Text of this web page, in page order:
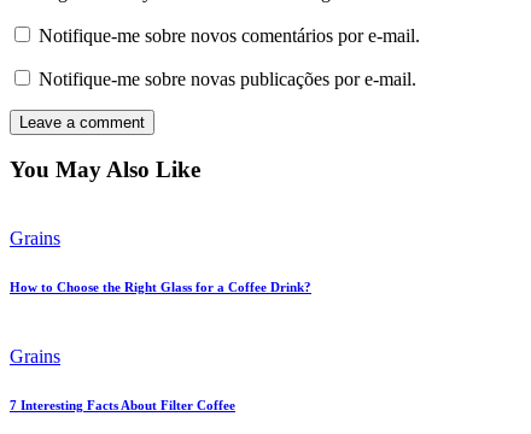
Notifique-me sobre novos comentários por e-mail.
Notifique-me sobre novas publicações por e-mail.
You May Also Like
Grains
How to Choose the Right Glass for a Coffee Drink?
Grains
7 Interesting Facts About Filter Coffee